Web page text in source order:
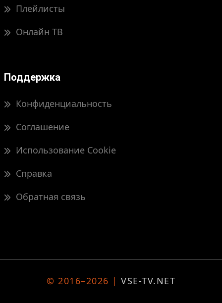
Плейлисты
Онлайн ТВ
Поддержка
Конфиденциальность
Соглашение
Использование Cookie
Справка
Обратная связь
© 2016–2026 | VSE-TV.NET